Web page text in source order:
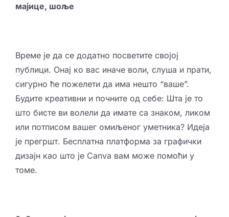
мајице, шоље
Време је да се додатно посветите својој
публици. Онај ко вас иначе воли, слуша и прати,
сигурно ће пожелети да има нешто “ваше”.
Будите креативни и почните од себе: Шта је то
што бисте ви волели да имате са знаком, ликом
или потписом вашег омиљеног уметника? Идеја
је прегршт. Бесплатна платформа за графички
дизајн као што је Canva вам може помоћи у
томе.